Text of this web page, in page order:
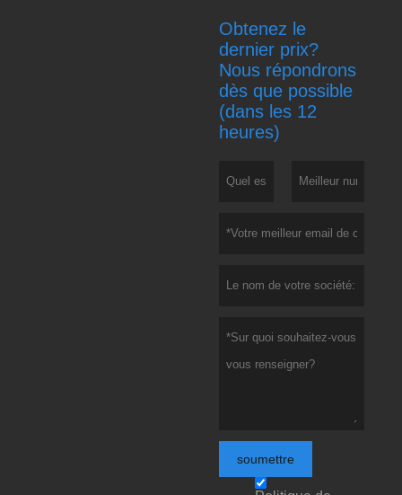
Obtenez le
dernier prix?
Nous répondrons
dès que possible
(dans les 12
heures)
soumettre